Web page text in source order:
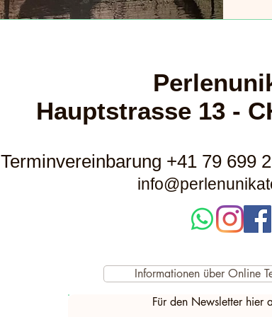
Hauptstrasse 13 -
Terminvereinbarung +41 79 699
Informationen über Online
Für den Newsletter hier